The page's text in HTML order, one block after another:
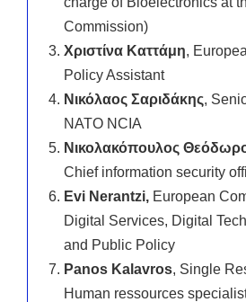
Commission)
Χριστίνα Καττάμη,
Policy Assistant
Νικόλαος Σαριδάκης,
NATO NCIA
Νικολακόπουλος
Chief information security
Evi Nerantzi, European
Digital Services, Digital
and Public Policy
Panos Kalavros, Single
Human ressources